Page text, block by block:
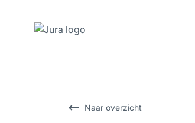
Naar overzicht